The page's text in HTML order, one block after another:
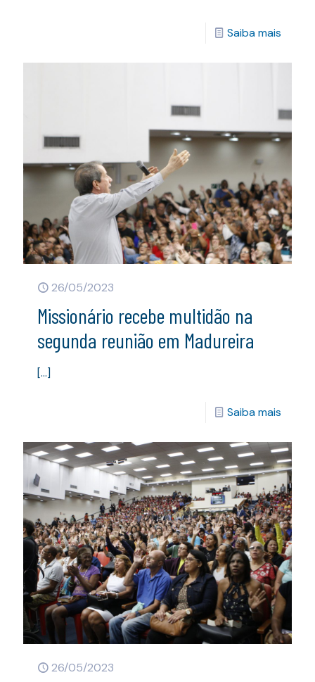
Saiba mais
26/05/2023
Missionário recebe multidão na
segunda reunião em Madureira
[…]
Saiba mais
26/05/2023